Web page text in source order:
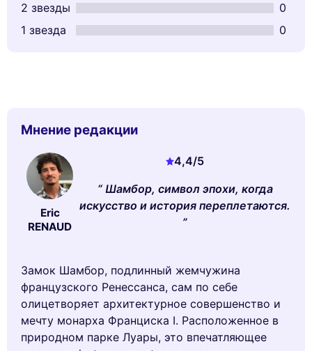
2 звезды
0
1 звезда
0
Мнение редакции
Eric
RENAUD
4,4/5
Шамбор, символ эпохи, когда
искусство и история переплетаются.
Замок Шамбор, подлинный жемчужина
французского Ренессанса, сам по себе
олицетворяет архитектурное совершенство и
мечту монарха Франциска I. Расположенное в
природном парке Луары, это впечатляющее